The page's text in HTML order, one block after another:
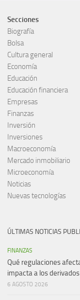
Secciones
Biografía
Bolsa
Cultura general
Economía
Educación
Educación financiera
Empresas
Finanzas
Inversión
Inversiones
Macroeconomía
Mercado inmobiliario
Microeconomía
Noticias
Nuevas tecnologías
ÚLTIMAS NOTICIAS
FINANZAS
Qué regulaciones
impacta a los
6 AGOSTO 2026